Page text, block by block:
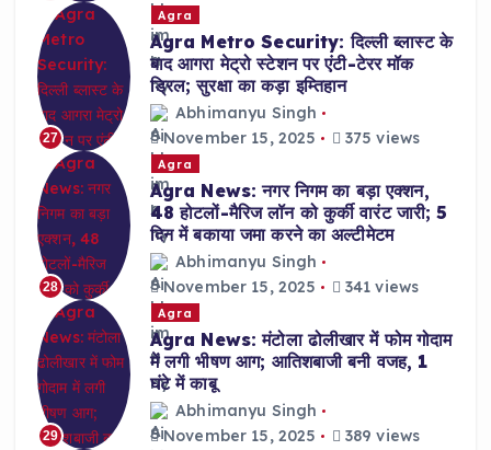
27
Agra
Agra Metro Security: दिल्ली ब्लास्ट के
बाद आगरा मेट्रो स्टेशन पर एंटी-टेरर मॉक
ड्रिल; सुरक्षा का कड़ा इम्तिहान
Abhimanyu Singh
November 15, 2025
375 views
28
Agra
Agra News: नगर निगम का बड़ा एक्शन,
48 होटलों-मैरिज लॉन को कुर्की वारंट जारी; 5
दिन में बकाया जमा करने का अल्टीमेटम
Abhimanyu Singh
November 15, 2025
341 views
29
Agra
Agra News: मंटोला ढोलीखार में फोम गोदाम
में लगी भीषण आग; आतिशबाजी बनी वजह, 1
घंटे में काबू
Abhimanyu Singh
November 15, 2025
389 views